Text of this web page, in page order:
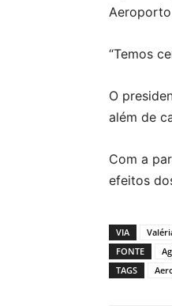
Aeroporto
“Temos
O
além de
Com a
efeitos
VIA
FONTE
TAGS